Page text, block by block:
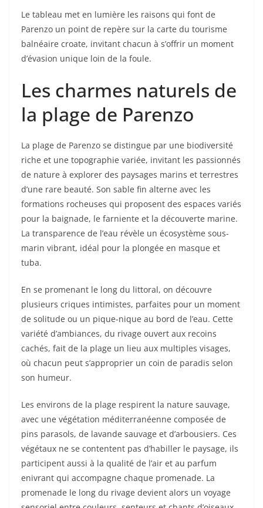
Le tableau met en lumière les raisons qui font de
Parenzo un point de repère sur la carte du tourisme
balnéaire croate, invitant chacun à s’offrir un moment
d’évasion unique loin de la foule.
Les charmes naturels de
la plage de Parenzo
La plage de Parenzo se distingue par une biodiversité
riche et une topographie variée, invitant les passionnés
de nature à explorer des paysages marins et terrestres
d’une rare beauté. Son sable fin alterne avec les
formations rocheuses qui proposent des espaces variés
pour la baignade, le farniente et la découverte marine.
La transparence de l’eau révèle un écosystème sous-
marin vibrant, idéal pour la plongée en masque et
tuba.
En se promenant le long du littoral, on découvre
plusieurs criques intimistes, parfaites pour un moment
de solitude ou un pique-nique au bord de l’eau. Cette
variété d’ambiances, du rivage ouvert aux recoins
cachés, fait de la plage un lieu aux multiples visages,
où chacun peut s’approprier un coin de paradis selon
son humeur.
Les environs de la plage respirent la nature sauvage,
avec une végétation méditerranéenne composée de
pins parasols, de lavande sauvage et d’arbousiers. Ces
végétaux ne se contentent pas d’habiller le paysage, ils
participent aussi à la qualité de l’air et au parfum
enivrant qui accompagne chaque promenade. La
promenade le long du rivage devient alors un voyage